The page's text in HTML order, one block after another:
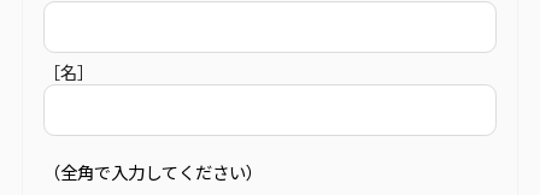
［名］
（全角で入力してください）